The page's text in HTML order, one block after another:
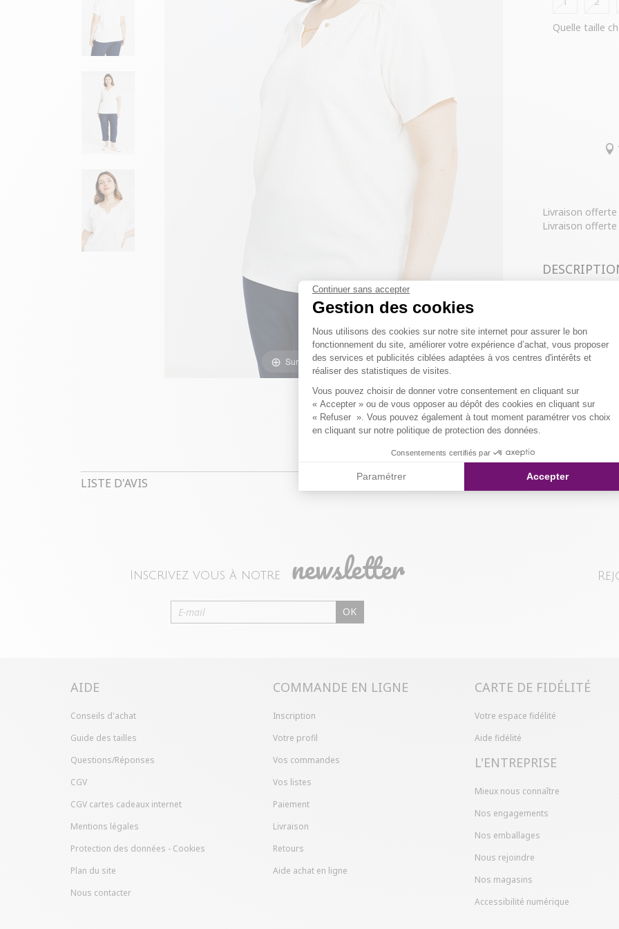
Continuer sans accepter
Gestion des cookies
Plateforme de Gestion du
Nous utilisons des cookies sur notre site internet pour assurer le bon
fonctionnement du site, améliorer votre expérience d’achat, vous proposer
des services et publicités ciblées adaptées à vos centres d'intérêts et
réaliser des statistiques de visites.
Vous pouvez choisir de donner votre consentement en cliquant sur
« Accepter » ou de vous opposer au dépôt des cookies en cliquant sur
« Refuser ». Vous pouvez également à tout moment paramétrer vos choix
en cliquant sur notre politique de protection des données.
Consentements certifiés par
Paramétrer Accepter
Survoler l'image pour zoomer
Quelle taille
Livraison offerte
Livraison
T-shirt à
niveau du
Tissu texturé.
Notre
Tissu principal
Composition
LIVRAISON
NOS
Livraison
Colissimo
Vous avez
magasin ou
livraison/
"Mes
Qualités et
LISTE D'AVIS
Inscrivez vous à notre newsletter
OK
AIDE
Conseils d'achat
Guide des tailles
Questions/Réponses
CGV
CGV cartes cadeaux internet
Mentions légales
Protection des données - Cookies
Plan du site
Nous contacter
COMMANDE EN LIGNE
Inscription
Votre profil
Vos commandes
Vos listes
Paiement
Livraison
Retours
Aide achat en ligne
CARTE DE FIDÉLITÉ
Votre espace fidélité
Aide fidélité
L'ENTREPRISE
Mieux nous connaître
Nos engagements
Nos emballages
Nous rejoindre
Nos magasins
Accessibilité numérique